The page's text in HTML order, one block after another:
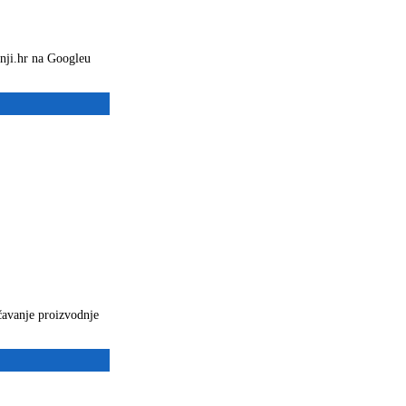
na Googleu
proizvodnje